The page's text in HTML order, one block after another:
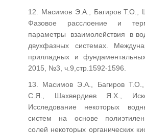
12. Масимов Э.А., Багиров Т.О.,
Фазовое расслоение и
параметры взаимолействия в
двухфазных системах.
прилладных и
2015, №3, ч.9,стр.1592-1596.
13. Масимов Э.А., Багиров Т.О.,
С.Я., Шахвердиев Я.Х.,
Исследование некоторых
систем на основе
солей некоторых органических